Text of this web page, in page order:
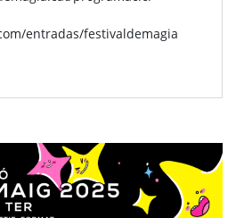
entradas/festivaldemagia